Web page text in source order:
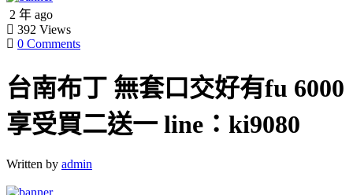
2 年 ago
392 Views
0 Comments
台南布丁 無套口交好有fu 6000
享受買二送一 line：ki9080
Written by admin